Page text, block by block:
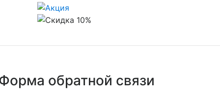
обратной связи